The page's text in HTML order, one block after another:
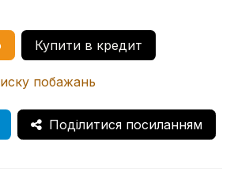
Купити в кредит
побажань
Поділитися посиланням